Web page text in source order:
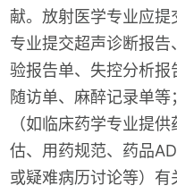
献。放射医学专业应
专业提交超声诊断报
验报告单、失控分析
随访单、麻醉记录单
（如临床药学专业提
估、用药规范、药品
或疑难病历讨论等）